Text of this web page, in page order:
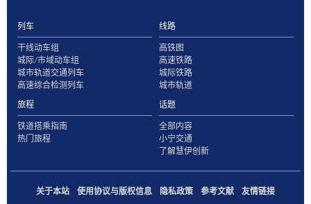
列车
干线动车组
城际/市域动车组
城市轨道交通列车
高速综合检测列车
线路
高铁图
高速铁路
城际铁路
城市轨道
旅程
铁道搭乘指南
热门旅程
话题
全部内容
小宁交通
了解慧伊创新
关于本站 使用协议与版权信息 隐私政策 参考文献 友情链接